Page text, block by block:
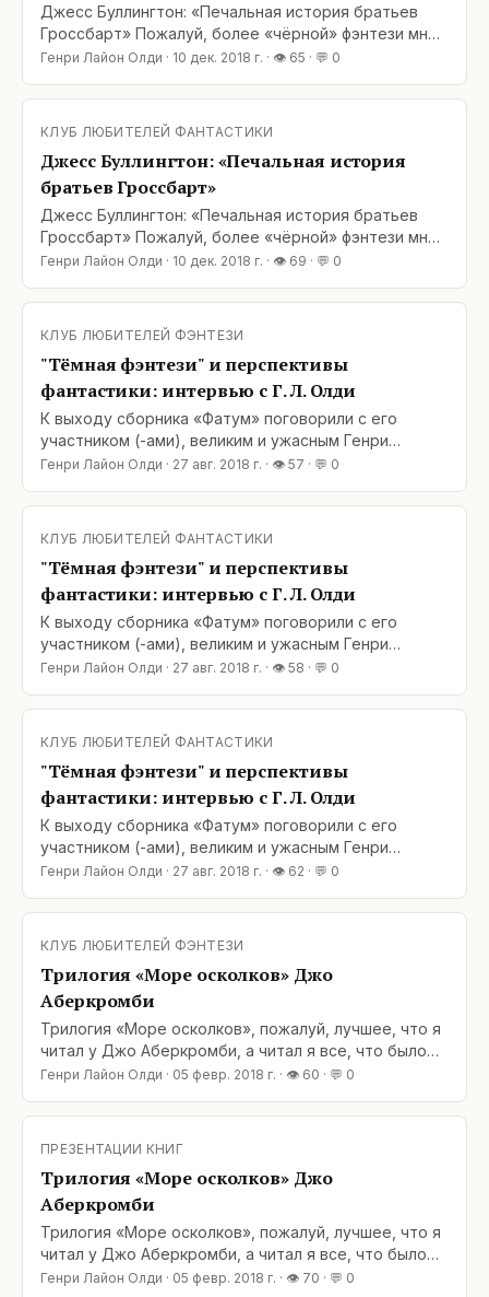
Джесс Буллингтон: «Печальная история братьев
Гроссбарт» Пожалуй, более «чёрной» фэнтези мне
ещё не попадалось. Главные герои, братья Гегель и
грабители могил, разбойники, убийцы и садисты.
Впрочем, и мир вокруг них немногим лучше: в
средневековой Европе царят чума, голод,
Генри Лайон Олди · 10 дек. 2018 г. · 👁 65 · 💬 0
КЛУБ ЛЮБИТЕЛЕЙ ФАНТАСТИКИ
Джесс Буллингтон: «Печальная история
братьев Гроссбарт»
Джесс Буллингтон: «Печальная история братьев
Гроссбарт» Пожалуй, более «чёрной» фэнтези мне
ещё не попадалось. Главные герои, братья Гегель и
грабители могил, разбойники, убийцы и садисты.
Впрочем, и мир вокруг них немногим лучше: в
средневековой Европе царят чума, голод,
Генри Лайон Олди · 10 дек. 2018 г. · 👁 69 · 💬 0
КЛУБ ЛЮБИТЕЛЕЙ ФЭНТЕЗИ
"Тёмная фэнтези" и перспективы
фантастики: интервью с Г. Л. Олди
К выходу сборника «Фатум» поговорили с его
участником (-ами), великим и ужасным Генри
Лайоном Олди: о темном фэнтези, о мраке в
фантастики. И, конечно, о самом сборнике тоже. Не
будем ходить вокруг да около – передадим слово
мэтрам: СЕЙЧАС ЖАНР ТЕМНОЙ ФЭНТЕЗИ СТАЛ
ПОПУЛЯРЕН В ПЕРЕВОДНОЙ
Генри Лайон Олди · 27 авг. 2018 г. · 👁 57 · 💬 0
КЛУБ ЛЮБИТЕЛЕЙ ФАНТАСТИКИ
"Тёмная фэнтези" и перспективы
фантастики: интервью с Г. Л. Олди
К выходу сборника «Фатум» поговорили с его
участником (-ами), великим и ужасным Генри
Лайоном Олди: о темном фэнтези, о мраке в
фантастики. И, конечно, о самом сборнике тоже. Не
будем ходить вокруг да около – передадим слово
мэтрам: СЕЙЧАС ЖАНР ТЕМНОЙ ФЭНТЕЗИ СТАЛ
ПОПУЛЯРЕН В ПЕРЕВОДНОЙ
Генри Лайон Олди · 27 авг. 2018 г. · 👁 58 · 💬 0
КЛУБ ЛЮБИТЕЛЕЙ ФАНТАСТИКИ
"Тёмная фэнтези" и перспективы
фантастики: интервью с Г. Л. Олди
К выходу сборника «Фатум» поговорили с его
участником (-ами), великим и ужасным Генри
Лайоном Олди: о темном фэнтези, о мраке в
фантастики. И, конечно, о самом сборнике тоже. Не
будем ходить вокруг да около – передадим слово
мэтрам: СЕЙЧАС ЖАНР ТЕМНОЙ ФЭНТЕЗИ СТАЛ
ПОПУЛЯРЕН В ПЕРЕВОДНОЙ
Генри Лайон Олди · 27 авг. 2018 г. · 👁 62 · 💬 0
КЛУБ ЛЮБИТЕЛЕЙ ФЭНТЕЗИ
Трилогия «Море осколков» Джо
Аберкромби
Трилогия «Море осколков», пожалуй, лучшее, что я
читал у Джо Аберкромби, а читал я все, что было
издано. Пишет Джо отлично, но меня всегда
эмоциональные, но едва они появлялись, как мне
кульминацией оно закончится. Тут Джо честно
работал по
Генри Лайон Олди · 05 февр. 2018 г. · 👁 60 · 💬 0
ПРЕЗЕНТАЦИИ КНИГ
Трилогия «Море осколков» Джо
Аберкромби
Трилогия «Море осколков», пожалуй, лучшее, что я
читал у Джо Аберкромби, а читал я все, что было
издано. Пишет Джо отлично, но меня всегда
Генри Лайон Олди · 05 февр. 2018 г. · 👁 70 · 💬 0